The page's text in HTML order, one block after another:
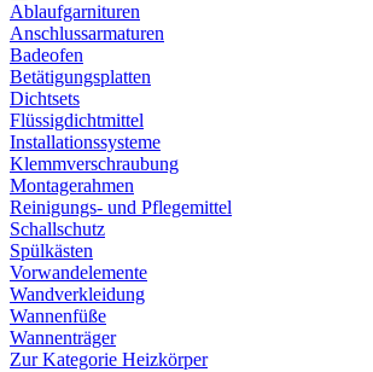
Ablaufgarnituren
Anschlussarmaturen
Badeofen
Betätigungsplatten
Dichtsets
Flüssigdichtmittel
Installationssysteme
Klemmverschraubung
Montagerahmen
Reinigungs- und Pflegemittel
Schallschutz
Spülkästen
Vorwandelemente
Wandverkleidung
Wannenfüße
Wannenträger
Zur Kategorie Heizkörper